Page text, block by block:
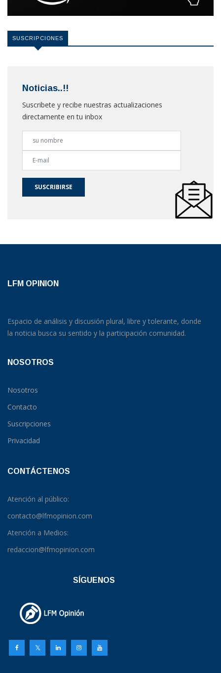
SUSCRIPCIONES
Noticias..!!
Suscribete y recibe nuestras actualizaciones
directamente en tu inbox
SUSCRIBIRSE
LFM OPINION
Espacio de análisis y discusión plural, libre y tolerante, donde
la noticia busca su sentido y la participación comunidad.
NOSOTROS
Nosotros
Contacto
Suscripciones
Privacidad
CONTÁCTENOS
Atención al público:
contacto@lfmopinion.com
Atención a Medios:
redaccion@lfmopinion.com
SÍGUENOS